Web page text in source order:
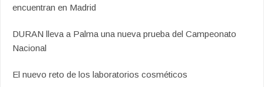
encuentran en Madrid
DURAN lleva a Palma una nueva prueba del Campeonato
Nacional
El nuevo reto de los laboratorios cosméticos